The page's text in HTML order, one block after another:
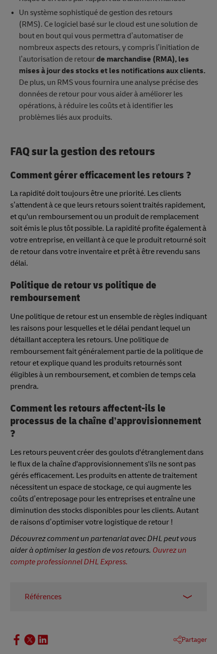
Un système sophistiqué de gestion des retours
(RMS). Ce logiciel basé sur le cloud est une solution de
bout en bout qui vous permettra d’automatiser de
nombreux aspects des retours, y compris l’initiation de
l’autorisation de retourde marchandise (RMA), les
mises à jour des stocks et les notifications aux clients.
De plus, un RMS vous fournira une analyse précise des
données de retour pour vous aider à améliorer les
opérations, à réduire les coûts et à identifier les
problèmes liés aux produits.
FAQ sur la gestion des retours
Comment gérer efficacement les retours ?
La rapidité doit toujours être une priorité. Les clients
s’attendent à ce que leurs retours soient traités rapidement,
et qu'un remboursement ou un produit de remplacement
soit émis le plus tôt possible. La rapidité profite également à
votre entreprise, en veillant à ce que le produit retourné soit
de retour dans votre inventaire et prêt à être revendu sans
délai.
Politique de retour vs politique de
remboursement
Une politique de retour est un ensemble de règles indiquant
les raisons pour lesquelles et le délai pendant lequel un
détaillant acceptera les retours. Une politique de
remboursement fait généralement partie de la politique de
retour et explique quand les produits retournés sont
éligibles à un remboursement, et combien de temps cela
prendra.
Comment les retours affectent-ils le
processus de la chaîne d’approvisionnement
?
Les retours peuvent créer des goulots d'étranglement dans
le flux de la chaîne d'approvisionnement s'ils ne sont pas
gérés efficacement. Les produits en attente de traitement
nécessitent un espace de stockage, ce qui augmente les
coûts d’entreposage pour les entreprises et entraîne une
diminution des stocks disponibles pour les clients. Autant
de raisons d’optimiser votre logistique de retour !
Découvrez comment un partenariat avec DHL peut vous
aider à optimiser la gestion de vos retours. Ouvrez un
compte professionnel DHL Express.
Références
2 - Floraison
Partager